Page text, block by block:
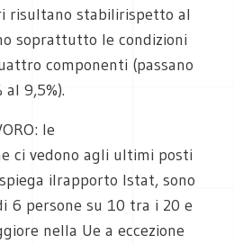
risultano stabilirispetto al
soprattutto le condizioni
componenti (passano
9,5%).
le
ci vedono agli ultimi posti
ilrapporto Istat, sono
6 persone su 10 tra i 20 e
nella Ue a eccezione